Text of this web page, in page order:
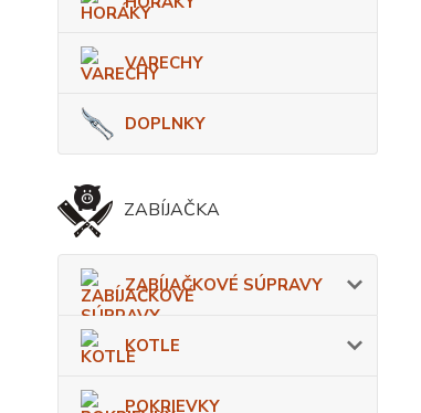
VARECHY
DOPLNKY
ZABÍJAČKA
ZABÍJAČKOVÉ SÚPRAVY
KOTLE
POKRIEVKY